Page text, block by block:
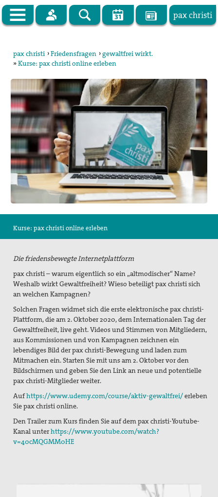
pax christi
pax christi Deutsche Sektion
Themen
Kampagnen
Publikationen
Facebook
Kontakt
Impressum
Suche
pax christi ›Friedensfragen ›gewaltfrei wirkt.
»Kurse: pax christi online erleben
Kurse: pax christi online erleben
Die friedensbewegte Internetplattform
pax christi – warum eigentlich so ein „altmodischer“ Name?
Weshalb wirkt Gewaltfreiheit? Wieso beteiligt pax christi sich
an welchen Kampagnen?
Solchen Fragen widmet sich die erste elektronische pax christi-
Plattform, die am 2. Oktober 2020, dem Internationalen Tag der
Gewaltfreiheit, live geht. Videos und Stimmen von Mitgliedern,
aus Kommissionen und von Kampagnen zeichnen ein
lebendiges Bild der pax christi-Bewegung und laden zum
Mitmachen ein. Starten Sie mit uns am 2. Oktober vor den
Bildschirmen und geben Sie den Link an neue und potentielle
pax christi-Mitglieder weiter.
Aufhttps://www.udemy.com/course/aktiv-gewaltfrei/erleben
Sie pax christi online.
Den Trailer zum Kurs finden Sie auf dem pax christi-Youtube-
Kanal unterhttps://www.youtube.com/watch?
v=40cMQGMM0HE